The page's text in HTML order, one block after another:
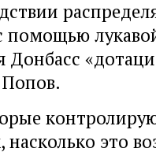
помощью
Донбасс
насколько это